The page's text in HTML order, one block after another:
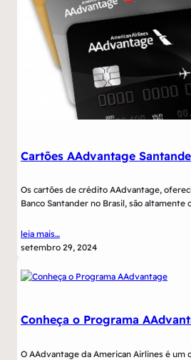
Cartões AAdvantage
Os cartões de crédito AAdvantage,
Banco Santander no Brasil, são
leia mais…
setembro 29, 2024
Conheça o Programa
O AAdvantage da American Airlines é um